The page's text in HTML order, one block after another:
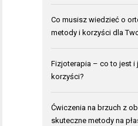
Co musisz wiedzieć o
metody i korzyści dla
Fizjoterapia – co to jest i
korzyści?
Ćwiczenia na brzuch z
skuteczne metody na